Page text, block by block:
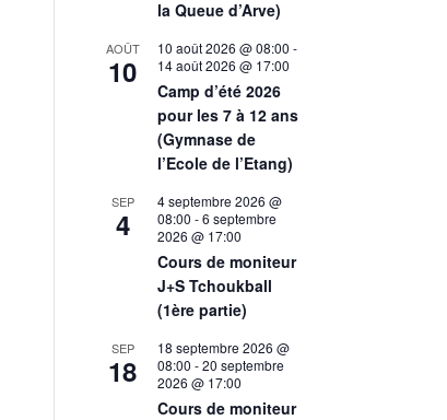
la Queue d’Arve)
AOÛT
10
10 août 2026 @ 08:00 -
14 août 2026 @ 17:00
Camp d’été 2026
pour les 7 à 12 ans
(Gymnase de
l’Ecole de l’Etang)
SEP
4
4 septembre 2026 @
08:00 -6 septembre
2026 @ 17:00
Cours de moniteur
J+S Tchoukball
(1ère partie)
SEP
18
18 septembre 2026 @
08:00 -20 septembre
2026 @ 17:00
Cours de moniteur